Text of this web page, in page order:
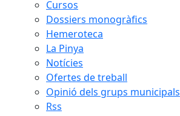
Cursos
Dossiers monogràfics
Hemeroteca
La Pinya
Notícies
Ofertes de treball
Opinió dels grups municipals
Rss